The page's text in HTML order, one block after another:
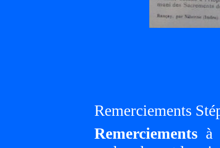
Remerciements
Remerciements à